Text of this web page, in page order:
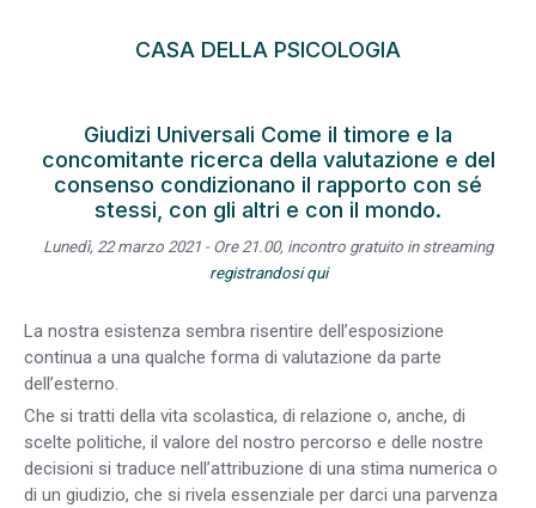
CASA DELLA PSICOLOGIA
Giudizi Universali Come il timore e la
concomitante ricerca della valutazione e del
consenso condizionano il rapporto con sé
stessi, con gli altri e con il mondo.
Lunedì, 22 marzo 2021 - Ore 21.00, incontro gratuito in streaming
registrandosi qui
La nostra esistenza sembra risentire dell’esposizione
continua a una qualche forma di valutazione da parte
dell’esterno.
Che si tratti della vita scolastica, di relazione o, anche, di
scelte politiche, il valore del nostro percorso e delle nostre
decisioni si traduce nell’attribuzione di una stima numerica o
di un giudizio, che si rivela essenziale per darci una parvenza